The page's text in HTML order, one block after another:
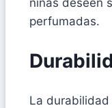
niñas deseen
perfumadas.
La durabilidad